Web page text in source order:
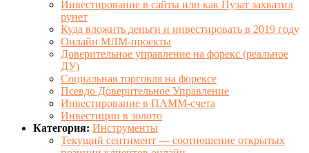
Инвестирование в сайты или как Пузат захватил
рунет
Куда вложить деньги и инвестировать в 2019 году
Онлайн МЛМ-проекты
Доверительное управление на форекс (реальное
ДУ)
Социальная торговля на форексе
Псевдо Доверительное Управление
Инвестирование в ПАММ-счета
Инвестиции в золото
Категория: Инструменты
Текущий сентимент — соотношение открытых